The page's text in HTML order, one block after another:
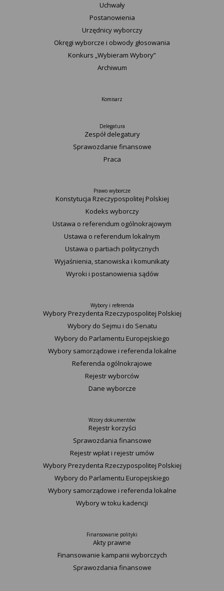
Uchwały
Postanowienia
Urzędnicy wyborczy
Okręgi wyborcze i obwody głosowania
Konkurs „Wybieram Wybory”
Archiwum
Komisarz
Delegatura
Zespół delegatury
Sprawozdanie finansowe
Praca
Prawo wyborcze
Konstytucja Rzeczypospolitej Polskiej​
Kodeks wyborczy
Ustawa o referendum ogólnokrajowym
Ustawa o referendum lokalnym
Ustawa o partiach politycznych
Wyjaśnienia, stanowiska i komunikaty
Wyroki i postanowienia sądów
Wybory i referenda
Wybory Prezydenta Rzeczypospolitej Polskiej
Wybory do Sejmu i do Senatu
Wybory do Parlamentu Europejskiego
Wybory samorządowe i referenda lokalne
Referenda ogólnokrajowe
Rejestr wyborców
Dane wyborcze
Wzory dokumentów
Rejestr korzyści
Sprawozdania finansowe
Rejestr wpłat i rejestr umów
Wybory Prezydenta Rzeczypospolitej Polskiej
Wybory do Parlamentu Europejskiego
Wybory samorządowe i referenda lokalne
Wybory w toku kadencji
Finansowanie polityki
Akty prawne
Finansowanie kampanii wyborczych
Sprawozdania finansowe